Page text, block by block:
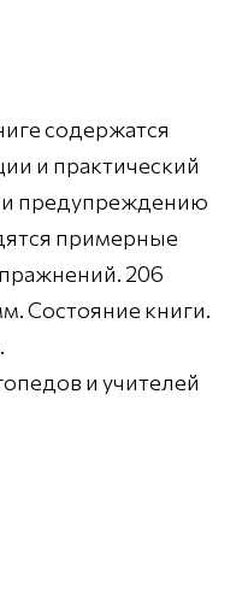
содержатся
и практический
и предупреждению
примерные
206
Состояние книги.
и учителей